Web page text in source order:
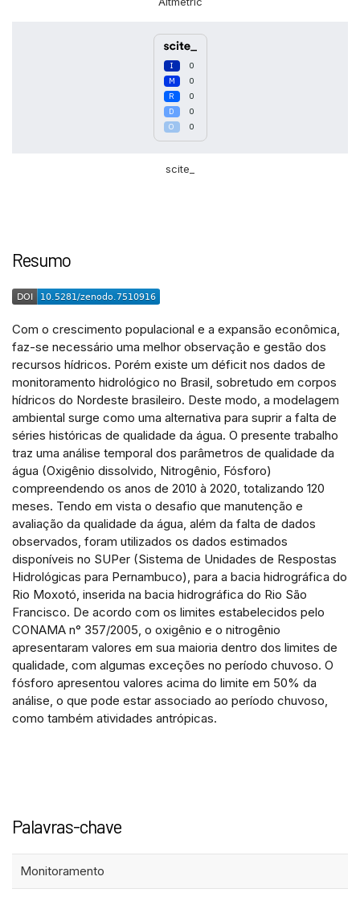
0
0
0
0
0
scite_
Resumo
Com o crescimento populacional e a expansão econômica,
faz-se necessário uma melhor observação e gestão dos
recursos hídricos. Porém existe um déficit nos dados de
monitoramento hidrológico no Brasil, sobretudo em corpos
hídricos do Nordeste brasileiro. Deste modo, a modelagem
ambiental surge como uma alternativa para suprir a falta de
séries históricas de qualidade da água. O presente trabalho
traz uma análise temporal dos parâmetros de qualidade da
água (Oxigênio dissolvido, Nitrogênio, Fósforo)
compreendendo os anos de 2010 à 2020, totalizando 120
meses. Tendo em vista o desafio que manutenção e
avaliação da qualidade da água, além da falta de dados
observados, foram utilizados os dados estimados
disponíveis no SUPer (Sistema de Unidades de Respostas
Hidrológicas para Pernambuco), para a bacia hidrográfica do
Rio Moxotó, inserida na bacia hidrográfica do Rio São
Francisco. De acordo com os limites estabelecidos pelo
CONAMA n° 357/2005, o oxigênio e o nitrogênio
apresentaram valores em sua maioria dentro dos limites de
qualidade, com algumas exceções no período chuvoso. O
fósforo apresentou valores acima do limite em 50% da
análise, o que pode estar associado ao período chuvoso,
como também atividades antrópicas.
Palavras-chave
Monitoramento